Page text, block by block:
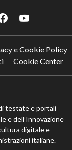
e Cookie Policy
Cookie Center
testate e portali
e dell’Innovazione
digitale e
italiane.